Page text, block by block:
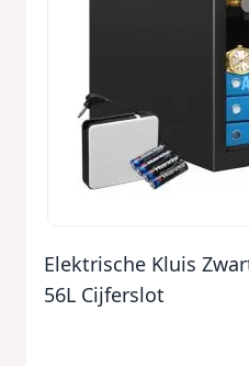
Elektrische Kluis
56L Cijferslot